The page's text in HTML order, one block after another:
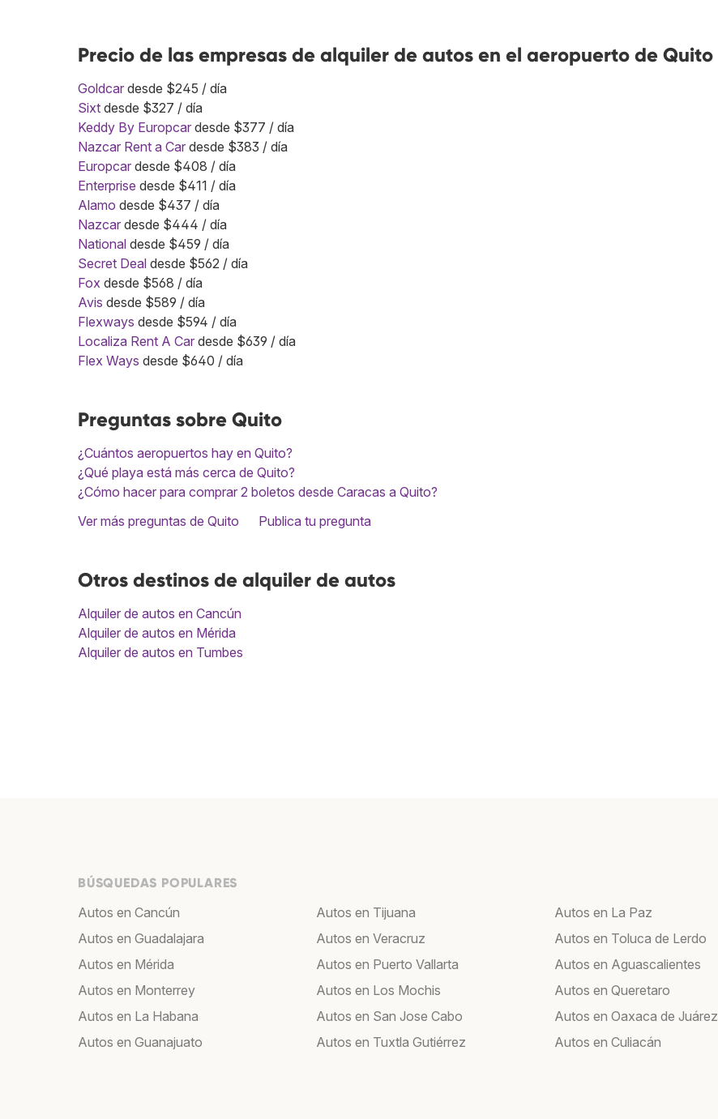
Precio de las empresas de alquiler de autos en el aeropuerto de Quito
Goldcar desde $245 / día
Sixt desde $327 / día
Keddy By Europcar desde $377 / día
Nazcar Rent a Car desde $383 / día
Europcar desde $408 / día
Enterprise desde $411 / día
Alamo desde $437 / día
Nazcar desde $444 / día
National desde $459 / día
Secret Deal desde $562 / día
Fox desde $568 / día
Avis desde $589 / día
Flexways desde $594 / día
Localiza Rent A Car desde $639 / día
Flex Ways desde $640 / día
Preguntas sobre Quito
¿Cuántos aeropuertos hay en Quito?
¿Qué playa está más cerca de Quito?
¿Cómo hacer para comprar 2 boletos desde Caracas a Quito?
Ver más preguntas de Quito
Publica tu pregunta
Otros destinos de alquiler de autos
Alquiler de autos en Cancún
Alquiler de autos en Mérida
Alquiler de autos en Tumbes
BÚSQUEDAS POPULARES
Autos en Cancún
Autos en Guadalajara
Autos en Mérida
Autos en Monterrey
Autos en La Habana
Autos en Guanajuato
Autos en Tijuana
Autos en Veracruz
Autos en Puerto Vallarta
Autos en Los Mochis
Autos en San Jose Cabo
Autos en Tuxtla Gutiérrez
Autos en La Paz
Autos en Toluca de Lerdo
Autos en Aguascalientes
Autos en Queretaro
Autos en Oaxaca de Juárez
Autos en Culiacán